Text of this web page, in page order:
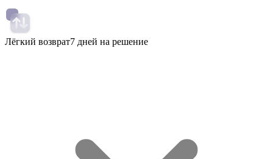
Лёгкий возврат7 дней на решение